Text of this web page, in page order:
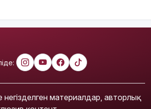
негізделген материалдар, авторлық